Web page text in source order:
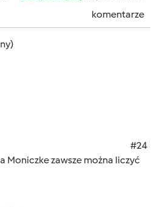
komentarze
#24
Moniczke zawsze można liczyć